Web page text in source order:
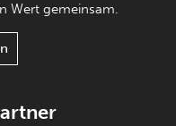
Wert gemeinsam.